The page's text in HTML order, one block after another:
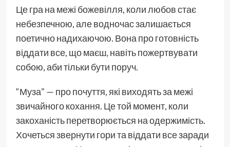
Це гра на межі божевілля, коли любов стає
небезпечною, але водночас залишається
поетично надихаючою. Вона про готовність
віддати все, що маєш, навіть пожертвувати
собою, аби тільки бути поруч.
“Муза” — про почуття, які виходять за межі
звичайного кохання. Це той момент, коли
закоханість перетворюється на одержимість.
Хочеться звернути гори та віддати все заради